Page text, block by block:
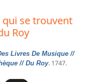
de la BnF
qui se trouvent
Roy
Livres De Musique //
// Du Roy. 1747.